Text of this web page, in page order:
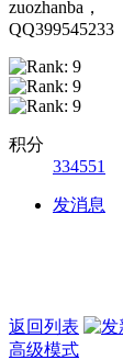
zuozhanba，
QQ399545233
积分
334551
发消息
返回列表
高级模式